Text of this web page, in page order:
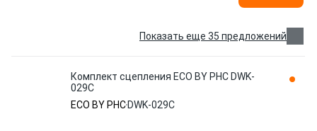
Показать еще 35 предложений
Комплект сцепления ECO BY PHC DWK-
029C
ECO BY PHC DWK-029C